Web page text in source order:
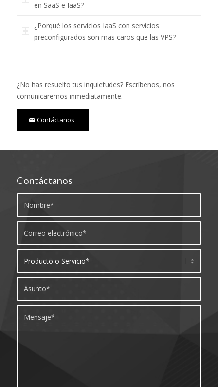
en SaaS e IaaS?
¿Porqué los servicios IaaS con servicios
preconfigurados son mas caros que las VPS?
¿No has resuelto tus inquietudes? Escríbenos, nos
comunicaremos inmediatamente.
Contáctanos
Contáctanos